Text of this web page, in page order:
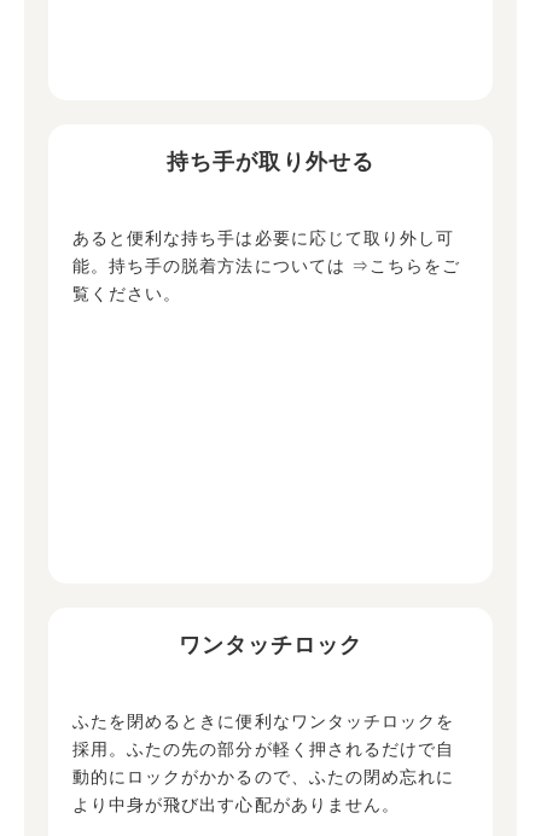
持ち手が取り外せる
あると便利な持ち手は必要に応じて取り外し可
能。持ち手の脱着方法については ⇒こちらをご
覧ください。
ワンタッチロック
ふたを閉めるときに便利なワンタッチロックを
採用。ふたの先の部分が軽く押されるだけで自
動的にロックがかかるので、ふたの閉め忘れに
より中身が飛び出す心配がありません。